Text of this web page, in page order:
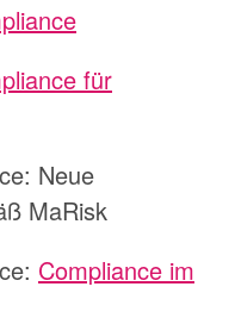
für
Neue
MaRisk
Compliance im